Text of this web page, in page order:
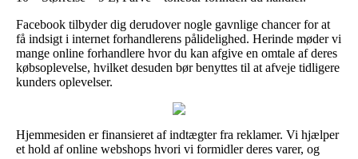
Facebook tilbyder dig derudover nogle gavnlige chancer for at
få indsigt i internet forhandlerens pålidelighed. Herinde møder vi
mange online forhandlere hvor du kan afgive en omtale af deres
købsoplevelse, hvilket desuden bør benyttes til at afveje tidligere
kunders oplevelser.
Hjemmesiden er finansieret af indtægter fra reklamer. Vi hjælper
et hold af online webshops hvori vi formidler deres varer, og